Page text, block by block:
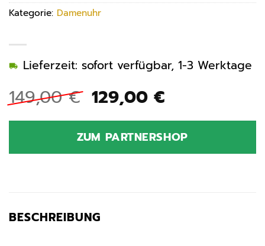
149,00€ Ursprünglicher
Preis
war:
149,00 €
129,00 €Aktueller
ist:
129,00 €.
Lieferzeit: sofort verfügbar, 1-3 Werktage
ZUM PARTNERSHOP
Kategorie: Damenuhr
BESCHREIBUNG